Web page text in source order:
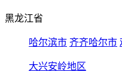
黑龙江省
哈尔滨市 齐齐哈尔市
大兴安岭地区